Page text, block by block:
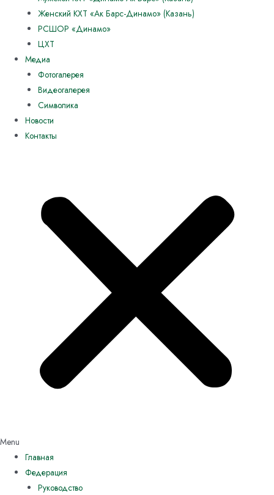
Женский КХТ «Ак Барс-Динамо» (Казань)
РСШОР «Динамо»
ЦХТ
Медиа
Фотогалерея
Видеогалерея
Символика
Новости
Контакты
Menu
Главная
Федерация
Руководство